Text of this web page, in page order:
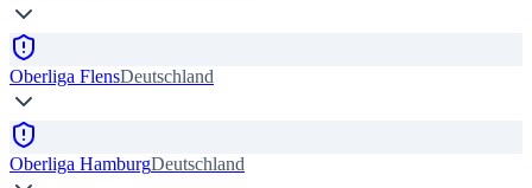
Oberliga FlensDeutschland
Oberliga HamburgDeutschland